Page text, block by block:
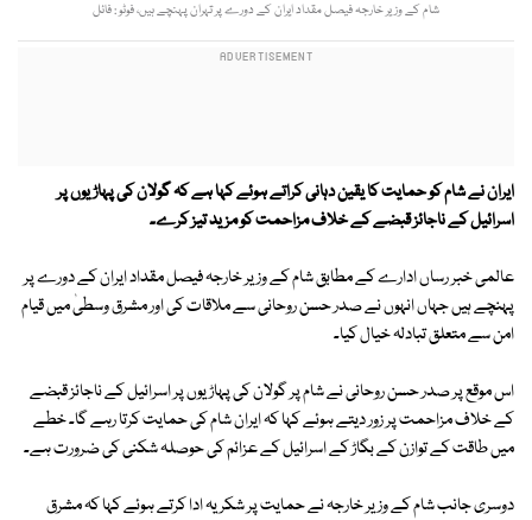
شام کے وزیر خارجہ فیصل مقداد ایران کے دورے پر تہران پہنچے ہیں، فوٹو : فائل
ایران نے شام کو حمايت کا یقین دہانی کراتے ہوئے کہا ہے کہ گولان کی پہاڑیوں پر
اسرائیل کے ناجائز قبضے کے خلاف مزاحمت کو مزید تیز کرے۔
عالمی خبر رساں ادارے کے مطابق شام کے وزیر خارجہ فیصل مقداد ایران کے دورے پر
پہنچے ہیں جہاں انہوں نے صدر حسن روحانی سے ملاقات کی اور مشرق وسطیٰ میں قیام
امن سے متعلق تبادلہ خیال کیا۔
اس موقع پر صدر حسن روحانی نے شام پر گولان کی پہاڑیوں پر اسرائیل کے ناجائز قبضے
کے خلاف مزاحمت پر زور دیتے ہوئے کہا کہ ایران شام کی حمایت کرتا رہے گا۔ خطے
میں طاقت کے توازن کے بگاڑ کے اسرائیل کے عزائم کی حوصلہ شکنی کی ضرورت ہے۔
دوسری جانب شام کے وزیر خارجہ نے حمایت پر شکریہ ادا کرتے ہوئے کہا کہ مشرق